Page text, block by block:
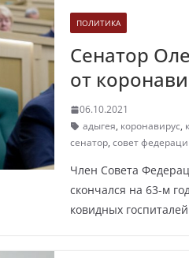
ПОЛИТИКА
Сенатор
от
06.10.2021
адыгея, коронавирус,
сенатор, совет
Член Совета
скончался на 63-м
ковидных